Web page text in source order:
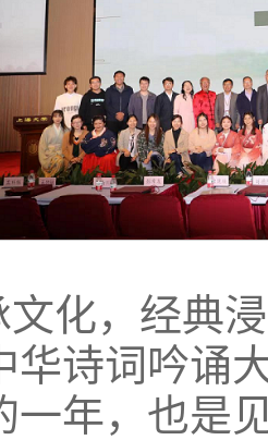
文化，经典
华诗词吟诵
一年，也是